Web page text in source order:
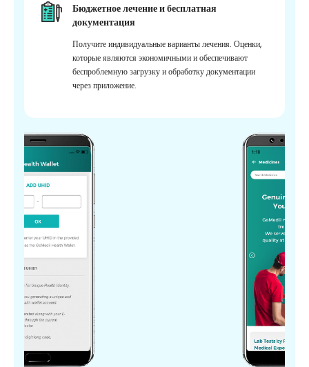
Бюджетное лечение и бесплатная
документация
Получите индивидуальные варианты лечения. Оценки,
которые являются экономичными и обеспечивают
беспроблемную загрузку и обработку документации
через приложение.